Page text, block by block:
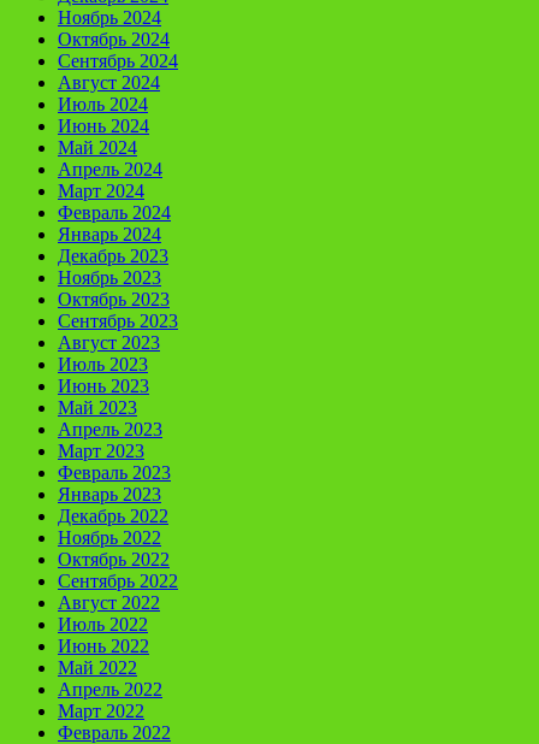
Ноябрь 2024
Октябрь 2024
Сентябрь 2024
Август 2024
Июль 2024
Июнь 2024
Май 2024
Апрель 2024
Март 2024
Февраль 2024
Январь 2024
Декабрь 2023
Ноябрь 2023
Октябрь 2023
Сентябрь 2023
Август 2023
Июль 2023
Июнь 2023
Май 2023
Апрель 2023
Март 2023
Февраль 2023
Январь 2023
Декабрь 2022
Ноябрь 2022
Октябрь 2022
Сентябрь 2022
Август 2022
Июль 2022
Июнь 2022
Май 2022
Апрель 2022
Март 2022
Февраль 2022